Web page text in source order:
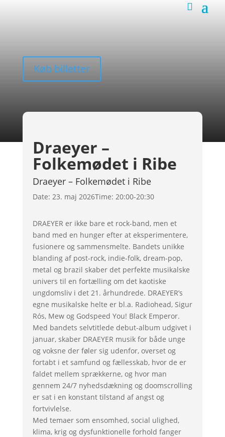
Køb billetter
Draeyer –
Folkemødet i Ribe
Draeyer – Folkemødet i Ribe
Date: 23. maj 2026Time: 20:00-20:30
DRAEYER er ikke bare et rock-band, men et
band med en hunger efter at eksperimentere,
fusionere og sammensmelte. Bandets unikke
blanding af post-rock, indie-folk, dream-pop,
metal og brazil skaber det perfekte musikalske
univers til en fortælling om det kaotiske
ungdomsliv i det 21. århundrede. DRAEYER’s
egne musikalske helte er bl.a. Radiohead, Sigur
Rós, Mew og Godspeed You! Black Emperor.
Med bandets selvtitlede debut-album udgivet i
januar, skaber DRAEYER musik for både unge
og voksne der føler sig udenfor, overset og
fortabt i et samfund og fællesskab, hvor de er
faldet mellem sprækkerne, og hvor man
gennem 24/7 nyhedsdækning og doomscrolling
er sat i en konstant tilstand af angst og
fortvivlelse.
Med temaer som ensomhed, social ulighed,
klima, krig og dysfunktionelle forhold fanger